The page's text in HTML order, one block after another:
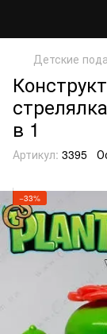
Детские
в 1
Артикул: 3395
−33%